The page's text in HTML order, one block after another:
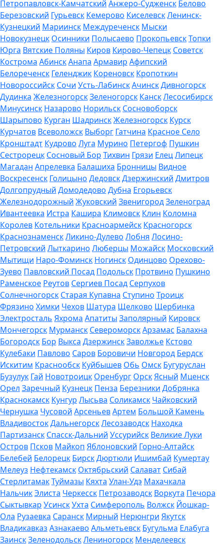
Петропавловск-Камчатский Анжеро-Судженск Белово
Березовский Гурьевск Кемерово КиселевскЛенинск-
Кузнецкий Мариинск Междуреченск Мыски
Новокузнецк Осинники Полысаево ПрокопьевскТопки
Юрга Вятские Поляны Киров Кирово-Чепецк Советск
Кострома АбинскАнапа Армавир Афипский
Белореченск Геленджик Кореновск Кропоткин
Новороссийск Сочи Усть-ЛабинскАчинскДивногорск
Дудинка ЖелезногорскЗеленогорск КанскЛесосибирск
Минусинск Назарово Норильск Сосновоборск
Шарыпово Курган ШадринскЖелезногорск Курск
Курчатов Всеволожск Выборг Гатчина Красное Село
Кронштадт Кудрово Луга Мурино Петергоф Пушкин
Сестрорецк Сосновый Бор Тихвин Грязи ЕлецЛипецк
Магадан Апрелевка Балашиха Бронницы Видное
Воскресенск Голицыно ДедовскДзержинский Дмитров
Долгопрудный Домодедово Дубна Егорьевск
Железнодорожный Жуковский ЗвенигородЗеленоград
Ивантеевка Истра Кашира Климовск Клин Коломна
Королев Котельники Красноармейск Красногорск
КраснознаменскЛикино-Дулево Лобня Лосино-
Петровский Лыткарино Люберцы Можайск Московский
Мытищи Наро-Фоминск Ногинск Одинцово Орехово-
Зуево Павловский Посад Подольск Протвино Пушкино
Раменское Реутов Сергиев Посад Серпухов
Солнечногорск Старая Купавна Ступино Троицк
Фрязино Химки Чехов Шатура Щелково Щербинка
Электросталь Яхрома Апатиты Заполярный Кировск
Мончегорск Мурманск СевероморскАрзамас Балахна
Богородск Бор Выкса ДзержинскЗаволжье Кстово
Кулебаки Павлово Саров Боровичи Новгород Бердск
Искитим Краснообск Куйбышев Обь Омск Бугуруслан
Бузулук Гай Новотроицк Оренбург ОрскЯсный Мценск
Орел Заречный Кузнецк Пенза Березники Добрянка
Краснокамск Кунгур Лысьва Соликамск Чайковский
Чернушка Чусовой АрсеньевАртем Большой Камень
ВладивостокДальнегорскЛесозаводск Находка
Партизанск Спасск-Дальний Уссурийск Великие Луки
Остров Псков Майкоп Яблоновский Горно-Алтайск
Белебей Белорецк БирскДюртюли Ишимбай Кумертау
Мелеуз Нефтекамск Октябрьский Салават Сибай
СтерлитамакТуймазы Кяхта Улан-Удэ Махачкала
НальчикЭлиста Черкесск Петрозаводск Воркута Печора
Сыктывкар УсинскУхта Симферополь Волжск Йошкар-
Ола Рузаевка Саранск Мирный Нерюнгри Якутск
Владикавказ Азнакаево Альметьевск Бугульма Елабуга
ЗаинскЗеленодольскЛениногорск Менделеевск